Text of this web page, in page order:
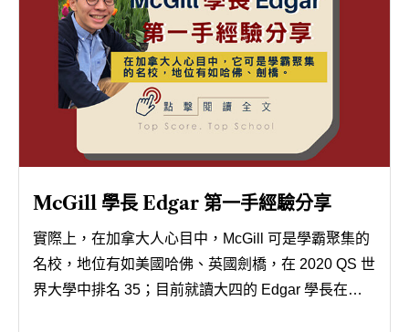
McGill 學長 Edgar 第一手經驗分享
實際上，在加拿大人心目中，McGill 可是學霸聚集的
名校，地位有如美國哈佛、英國劍橋，在 2020 QS 世
界大學中排名 35；目前就讀大四的 Edgar 學長在